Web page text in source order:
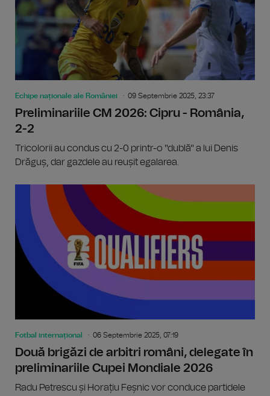
Echipe naționale ale României 09 Septembrie 2025, 23:37
Preliminariile CM 2026: Cipru - România,
2-2
Tricolorii au condus cu 2-0 printr-o "dublă" a lui Denis
Drăguș, dar gazdele au reușit egalarea.
Fotbal internațional 06 Septembrie 2025, 07:19
Două brigăzi de arbitri români, delegate în
preliminariile Cupei Mondiale 2026
Radu Petrescu și Horațiu Feșnic vor conduce partidele